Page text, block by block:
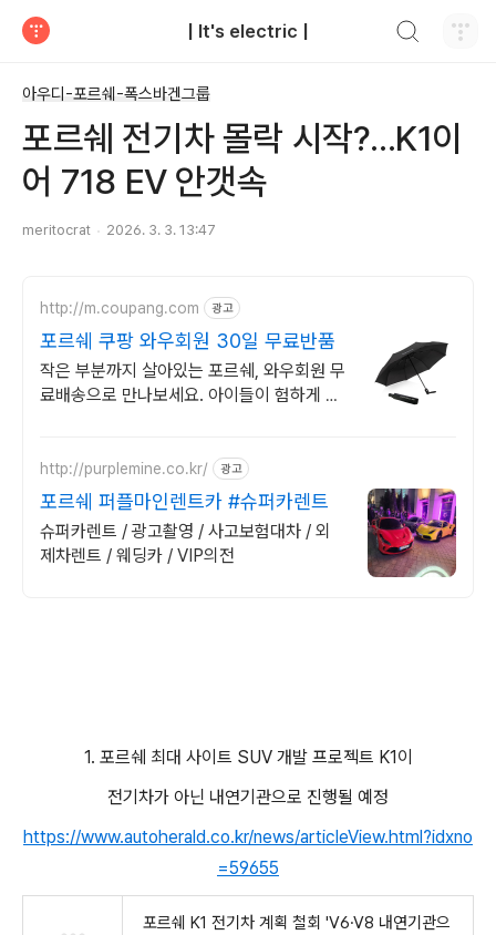
| It's electric |
아우디-포르쉐-폭스바겐그룹
포르쉐 전기차 몰락 시작?...K1이
어 718 EV 안갯속
meritocrat 2026. 3. 3. 13:47
http://m.coupang.com 광고
포르쉐 쿠팡 와우회원 30일 무료반품
작은 부분까지 살아있는 포르쉐, 와우회원 무
료배송으로 만나보세요. 아이들이 험하게 다
http://purplemine.co.kr/ 광고
포르쉐 퍼플마인렌트카 #슈퍼카렌트
슈퍼카렌트 / 광고촬영 / 사고보험대차 / 외
제차렌트 / 웨딩카 / VIP의전
1. 포르쉐 최대 사이트 SUV 개발 프로젝트 K1이
전기차가 아닌 내연기관으로 진행될 예정
https://www.autoherald.co.kr/news/articleView.html?idxno
=59655
포르쉐 K1 전기차 계획 철회 'V6·V8 내연기관으